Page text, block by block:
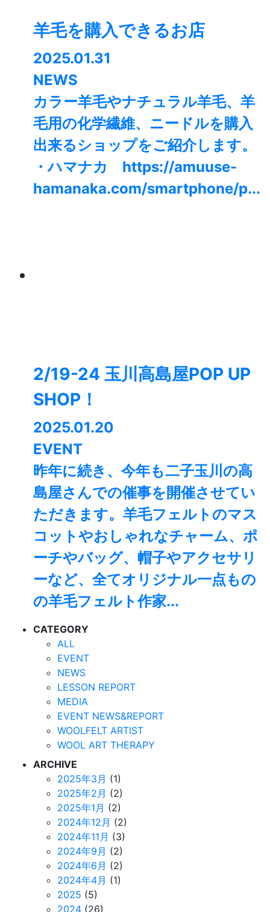
羊毛を購入できるお店
2025.01.31
NEWS
カラー羊毛やナチュラル羊毛、羊
毛用の化学繊維、ニードルを購入
出来るショップをご紹介します。
・ハマナカ https://amuuse-
hamanaka.com/smartphone/p...
2/19-24 玉川高島屋POP UP
SHOP！
2025.01.20
EVENT
昨年に続き、今年も二子玉川の高
島屋さんでの催事を開催させてい
ただきます。羊毛フェルトのマス
コットやおしゃれなチャーム、ポ
ーチやバッグ、帽子やアクセサリ
ーなど、全てオリジナル一点もの
の羊毛フェルト作家...
CATEGORY
ALL
EVENT
NEWS
LESSON REPORT
MEDIA
EVENT NEWS&REPORT
WOOLFELT ARTIST
WOOL ART THERAPY
ARCHIVE
2025年3月 (1)
2025年2月 (2)
2025年1月 (2)
2024年12月 (2)
2024年11月 (3)
2024年9月 (2)
2024年6月 (2)
2024年4月 (1)
2025 (5)
2024 (26)